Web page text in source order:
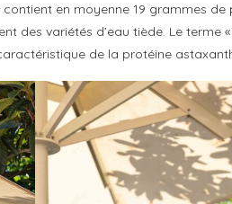
en moyenne 19 grammes
des variétés d’eau tiède. Le terme
de la protéine